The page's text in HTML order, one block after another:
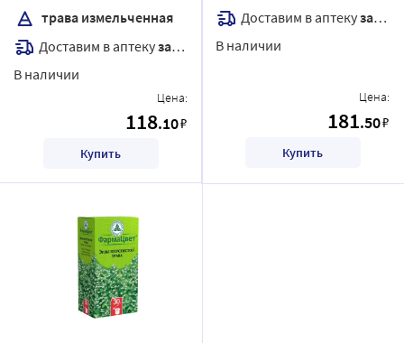
трава измельченная
Доставим в аптекузавтра
В наличии
Цена:
118.10₽
Купить
Доставим в аптекузавтра
В наличии
Цена:
181.50₽
Купить